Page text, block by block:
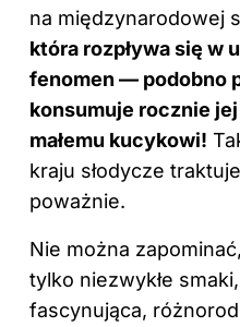
na międzynarodowej
która rozpływa się w
fenomen — podobno
konsumuje rocznie
małemu kucykowi!
kraju słodycze
poważnie.
Nie można
tylko niezwykłe
fascynująca,